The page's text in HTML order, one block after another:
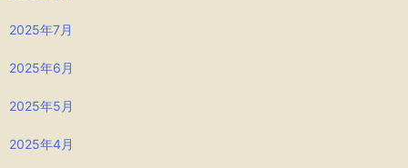
2025年7月
2025年6月
2025年5月
2025年4月